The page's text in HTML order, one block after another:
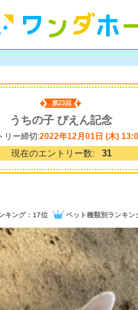
第23回
うちの子 ぴえん記念
リー締切:2022年12月01日 (木)
現在のエントリー数: 31
キング：17位 ペット種類別ランキン